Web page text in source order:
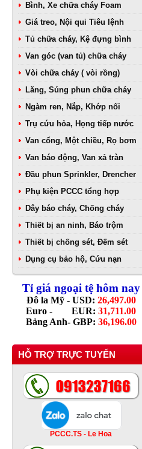
Bình, Xe chữa cháy Foam
Giá treo, Nội qui Tiêu lệnh
Tủ chữa cháy, Kệ đựng bình
Van góc (van tủ) chữa cháy
Vòi chữa cháy ( vòi rồng)
Lăng, Súng phun chữa cháy
Ngàm ren, Nắp, Khớp nối
Trụ cứu hỏa, Họng tiếp nước
Van cổng, Một chiều, Rọ bơm
Van báo động, Van xả tràn
Đầu phun Sprinkler, Drencher
Phụ kiện PCCC tổng hợp
Dây báo cháy, Chống cháy
Thiết bị an ninh, Báo trộm
Thiết bị chống sét, Đếm sét
Dụng cụ bảo hộ, Cứu nạn
Tỉ giá ngoại tệ hôm nay
Đô la Mỹ - USD: 26,497.00
Euro - EUR: 31,711.00
Bảng Anh- GBP: 36,196.00
HỖ TRỢ TRỰC TUYẾN
PCCC.TS - Le Hoa